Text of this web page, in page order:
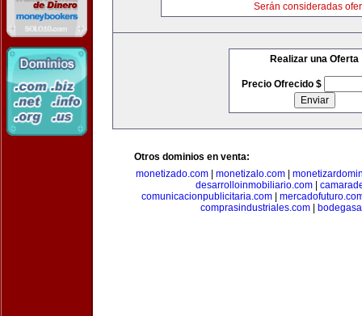
Serán consideradas
Realizar una Oferta
Precio Ofrecido $
Otros dominios en venta:
monetizado.com
monetizalo.com
desarrolloinmobiliario.com
comunicacionpublicitaria.com|
comprasindustriales.com|